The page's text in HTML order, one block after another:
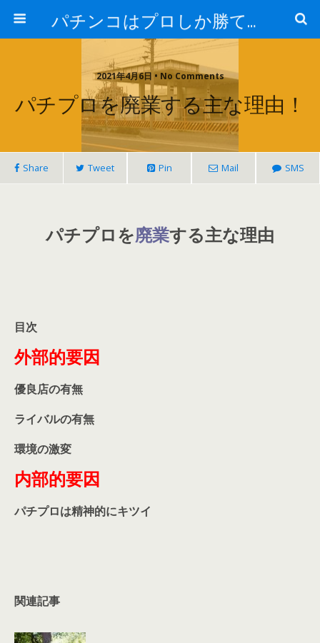
パチンコはプロしか勝てない！
2021年4月6日 • No Comments
パチプロを廃業する主な理由！
Share Tweet Pin Mail SMS
パチプロを廃業する主な理由
目次
外部的要因
優良店の有無
ライバルの有無
環境の激変
内部的要因
パチプロは精神的にキツイ
関連記事